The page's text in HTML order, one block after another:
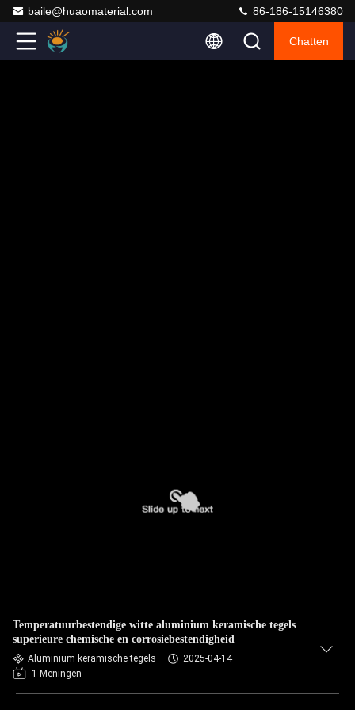
baile@huaomaterial.com 86-186-15146380
Chatten
Temperatuurbestendige witte aluminium keramische tegels
superieure chemische en corrosiebestendigheid
Aluminium keramische tegels
2025-04-14
1 Meningen